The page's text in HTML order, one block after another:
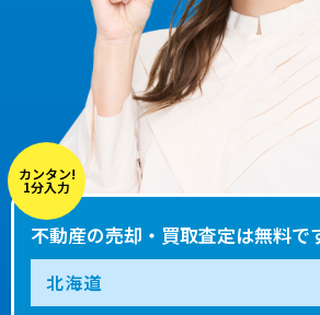
カンタン!
1分入力
不動産の売却・買取査定は無料で